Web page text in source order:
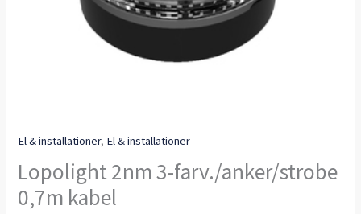
El & installationer, El & installationer
Lopolight 2nm 3-farv./anker/strobe
0,7m kabel